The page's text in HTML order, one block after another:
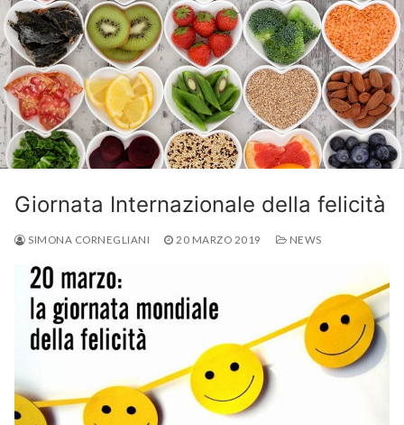
Giornata Internazionale della felicità
SIMONA CORNEGLIANI 20 MARZO 2019 NEWS